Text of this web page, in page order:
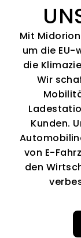
Mit
um die
die
Wir
Kunden.
von E-
den